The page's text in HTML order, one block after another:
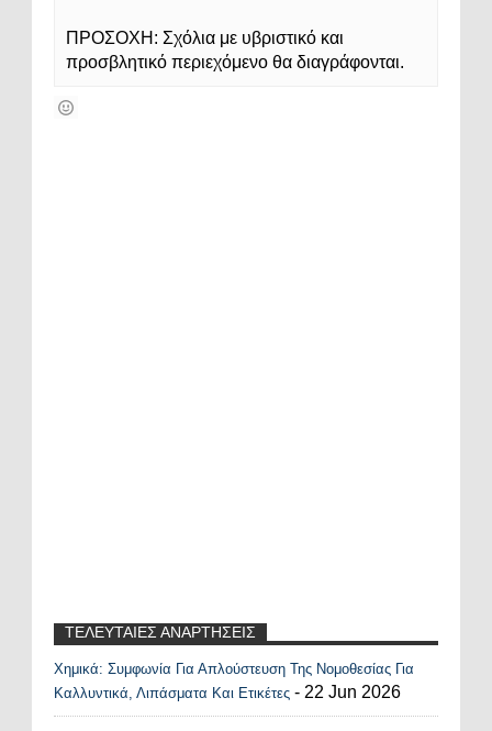
ΠΡΟΣΟΧΗ: Σχόλια με υβριστικό και
προσβλητικό περιεχόμενο θα διαγράφονται.
ΤΕΛΕΥΤΑΙΕΣ ΑΝΑΡΤΗΣΕΙΣ
Recent Posts Widget
Χημικά: Συμφωνία Για Απλούστευση Της Νομοθεσίας Για
Καλλυντικά, Λιπάσματα Και Ετικέτες - 22 Jun 2026